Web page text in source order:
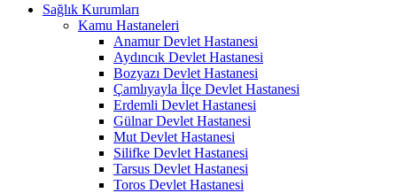
Sağlık Kurumları
Kamu Hastaneleri
Anamur Devlet Hastanesi
Aydıncık Devlet Hastanesi
Bozyazı Devlet Hastanesi
Çamlıyayla İlçe Devlet Hastanesi
Erdemli Devlet Hastanesi
Gülnar Devlet Hastanesi
Mut Devlet Hastanesi
Silifke Devlet Hastanesi
Tarsus Devlet Hastanesi
Toros Devlet Hastanesi